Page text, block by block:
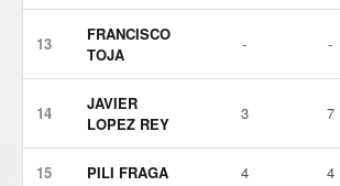
13
FRANCISCO
TOJA
- -
14
JAVIER
LOPEZ REY
3 7
15 PILI FRAGA 4 4